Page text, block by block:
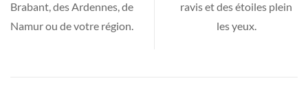
Brabant, des Ardennes, de
Namur ou de votre région.
ravis et des étoiles plein
les yeux.